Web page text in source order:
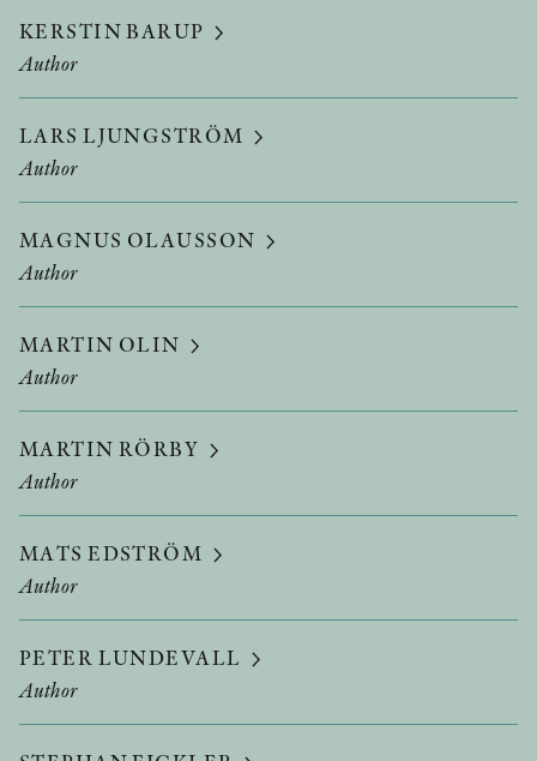
KERSTIN BARUP
Author
LARS LJUNGSTRÖM
Author
MAGNUS OLAUSSON
Author
MARTIN OLIN
Author
MARTIN RÖRBY
Author
MATS EDSTRÖM
Author
PETER LUNDEVALL
Author